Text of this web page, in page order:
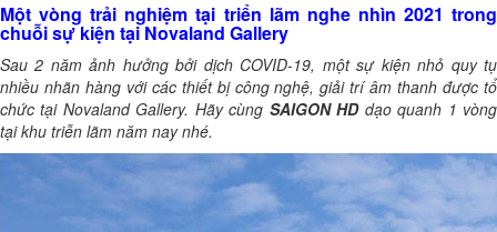
Một vòng trải nghiệm tại triển lãm nghe nhìn 2021 trong
chuỗi sự kiện tại Novaland Gallery
Sau 2 năm ảnh hưởng bởi dịch COVID-19, một sự kiện nhỏ quy tụ
nhiều nhãn hàng với các thiết bị công nghệ, giải trí âm thanh được tổ
chức tại Novaland Gallery. Hãy cùng SAIGON HDdạo quanh 1 vòng
tại khu triễn lãm năm nay nhé.